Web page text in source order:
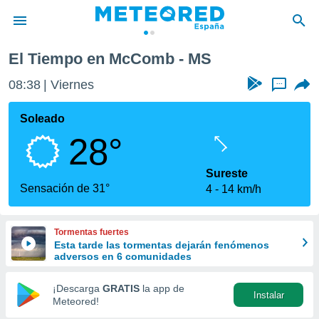
de
por
que se
calidad.
a este
las
y
forma
digital
basada
El Tiempo en McComb - MS
08:38 Viernes ...
Soleado
28°
Sensación de 31°
Sureste
4
14 km/h
Tormentas fuertes
Esta tarde las tormentas dejarán fenómenos
adversos en 6 comunidades
¡Descarga GRATIS la app de
Meteored!
Instalar